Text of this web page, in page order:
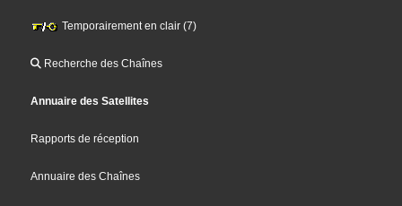
Temporairement en clair (7)
Recherche des Chaînes
Annuaire des Satellites
Rapports de réception
Annuaire des Chaînes